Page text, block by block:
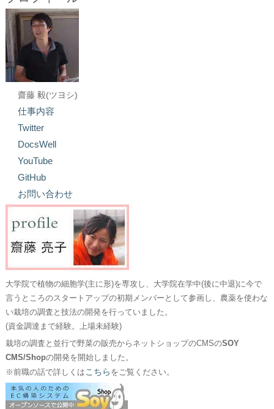
齋藤 毅(ツヨシ)
仕事内容
Twitter
DocsWell
YouTube
GitHub
お問い合わせ
大学院で植物の細胞学(主に形)を専攻し、大学院在学中(後に中退)に今で
言うところのスタートアップの初期メンバーとして参画し、農薬を使わな
い栽培の調査と技法の開発を行っていました。
(資金調達まで経験。上場未経験)
栽培の調査と並行で野菜の販売からネットショップのCMSのSOY
CMS/Shopの開発を開始しました。
※前職の話で詳しくはこちら をご覧ください。